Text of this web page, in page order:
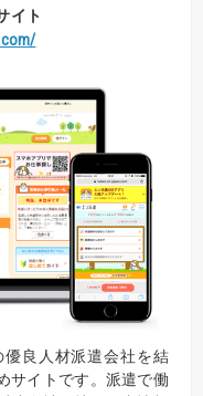
イト
良人材派遣会社を結
サイトです。派遣で働